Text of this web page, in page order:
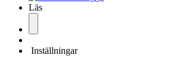
Läs
Inställningar